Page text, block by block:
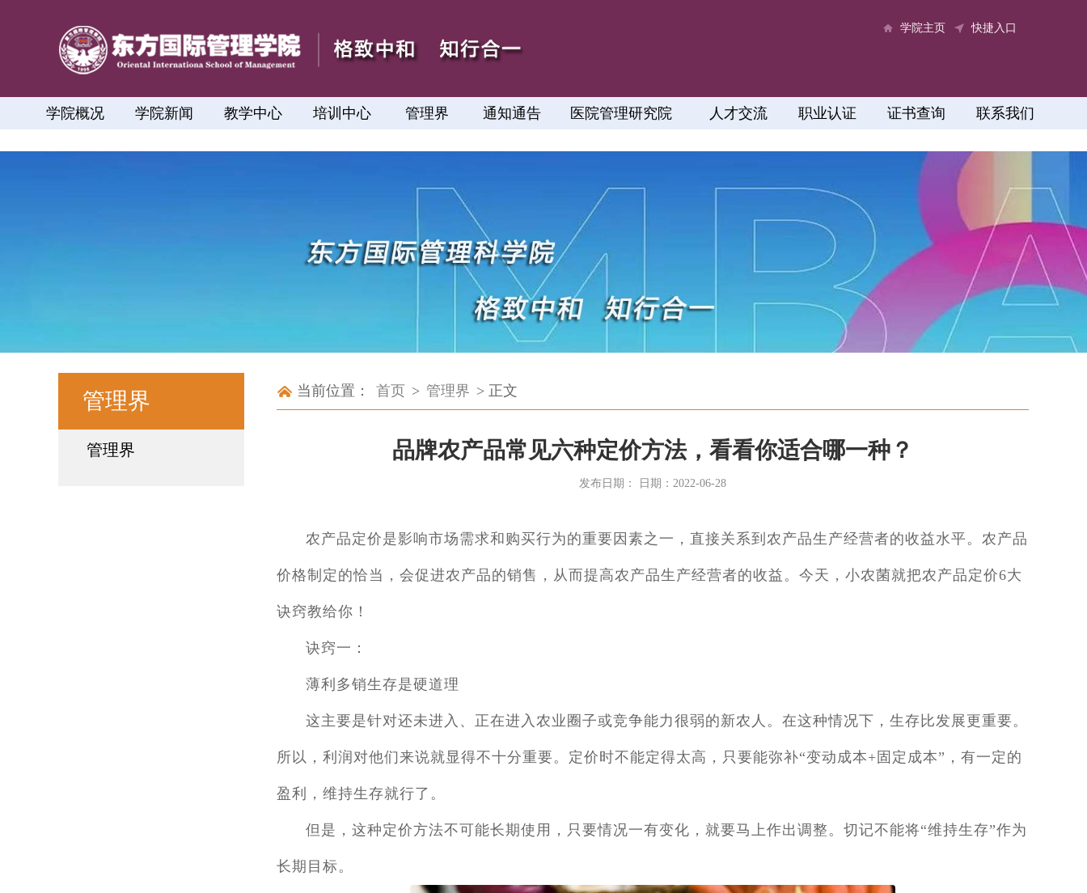
学院主页 快捷入口
学院概况 学院新闻 教学中心 培训中心 管理界 通知通告 医院管理研究院 人才交流 职业认证 证书查询 联系我们
管理界
管理界
当前位置： 首页 > 管理界 > 正文
品牌农产品常见六种定价方法，看看你适合哪一种？
发布日期： 日期：2022-06-28
农产品定价是影响市场需求和购买行为的重要因素之一，直接关系到农产品生产经营者的收益水平。农产品
价格制定的恰当，会促进农产品的销售，从而提高农产品生产经营者的收益。今天，小农菌就把农产品定价6大
诀窍教给你！
诀窍一：
薄利多销生存是硬道理
这主要是针对还未进入、正在进入农业圈子或竞争能力很弱的新农人。在这种情况下，生存比发展更重要。
所以，利润对他们来说就显得不十分重要。定价时不能定得太高，只要能弥补“变动成本+固定成本”，有一定的
盈利，维持生存就行了。
但是，这种定价方法不可能长期使用，只要情况一有变化，就要马上作出调整。切记不能将“维持生存”作为
长期目标。